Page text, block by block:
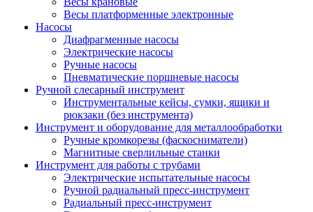
Весы платформенные электронные
Насосы
Диафрагменные насосы
Электрические насосы
Ручные насосы
Пневматические поршневые насосы
Ручной слесарный инструмент
Инструментальные кейсы, сумки, ящики и
рюкзаки (без инструмента)
Инструмент и оборудование для металлообработки
Ручные кромкорезы (фаскосниматели)
Магнитные сверлильные станки
Инструмент для работы с трубами
Электрические испытательные насосы
Ручной радиальный пресс-инструмент
Радиальный пресс-инструмент